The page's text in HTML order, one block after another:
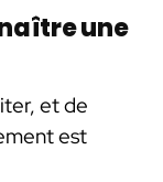
une
et de
est